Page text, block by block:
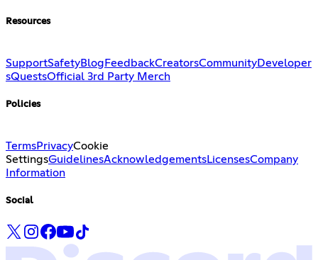
Resources
SupportSafetyBlog FeedbackCreatorsCommunityDeveloper
sQuestsOfficial 3rd Party Merch
Policies
TermsPrivacyCookie
SettingsGuidelinesAcknowledgementsLicensesCompany
Information
Social